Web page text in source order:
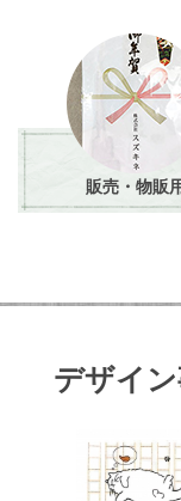
販売・物販
デザイン